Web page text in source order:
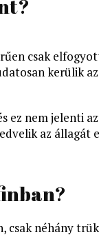
csak
kerülik
ez nem jelenti
az állagát
csak néhány